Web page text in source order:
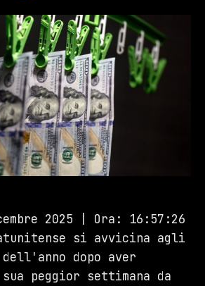
2025 | Ora: 16:57:26
si avvicina agli
dopo aver
peggior settimana da